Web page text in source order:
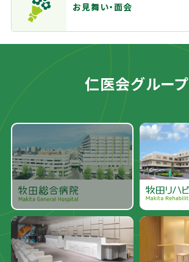
お見舞い・面会
仁医会グループ